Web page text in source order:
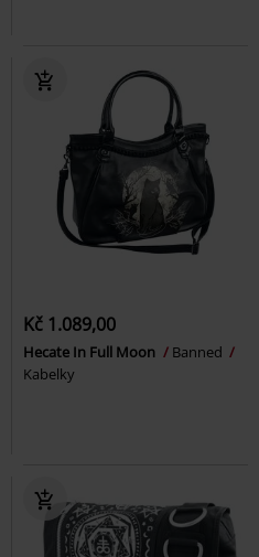
Kč 1.089,00
Hecate In Full Moon
Banned
Kabelky